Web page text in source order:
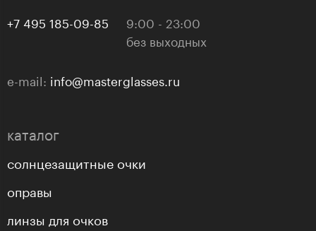
+7 495 185-09-85
9:00 - 23:00
без выходных
e-mail: info@masterglasses.ru
каталог
солнцезащитные очки
оправы
линзы для очков